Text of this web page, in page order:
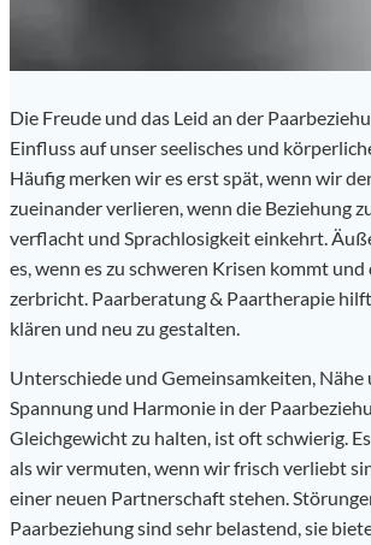
Die Freude und das Leid an der
Einfluss auf unser seelisches und
Häufig merken wir es erst spät, wenn wir
zueinander verlieren, wenn die Beziehung
verflacht und Sprachlosigkeit einkehrt.
es, wenn es zu schweren Krisen kommt
zerbricht. Paarberatung & Paartherapie
klären und neu zu gestalten.
Unterschiede und Gemeinsamkeiten, Nähe
Spannung und Harmonie in der
Gleichgewicht zu halten, ist oft schwierig.
als wir vermuten, wenn wir frisch verliebt
einer neuen Partnerschaft stehen.
Paarbeziehung sind sehr belastend, sie